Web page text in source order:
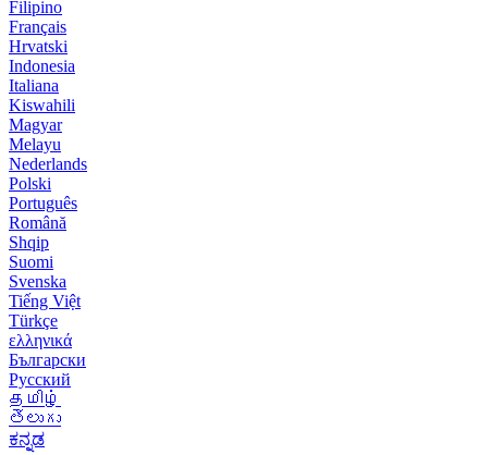
Filipino
Français
Hrvatski
Indonesia
Italiana
Kiswahili
Magyar
Melayu
Nederlands
Polski
Português
Română
Shqip
Suomi
Svenska
Tiếng Việt
Türkçe
ελληνικά
Български
Русский
தமிழ்
తెలుగు
ಕನ್ನಡ